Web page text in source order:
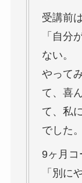
受講前は
「自分
ない。
やって
て、喜
て、私
でした。
9ヶ月コ
「別に